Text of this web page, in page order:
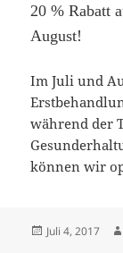
20 % Rabatt
August!
Im Juli und
während der
können wir
Veröffentlicht
Juli 4, 2017